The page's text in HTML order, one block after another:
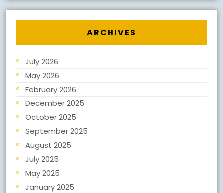
ARCHIVES
July 2026
May 2026
February 2026
December 2025
October 2025
September 2025
August 2025
July 2025
May 2025
January 2025